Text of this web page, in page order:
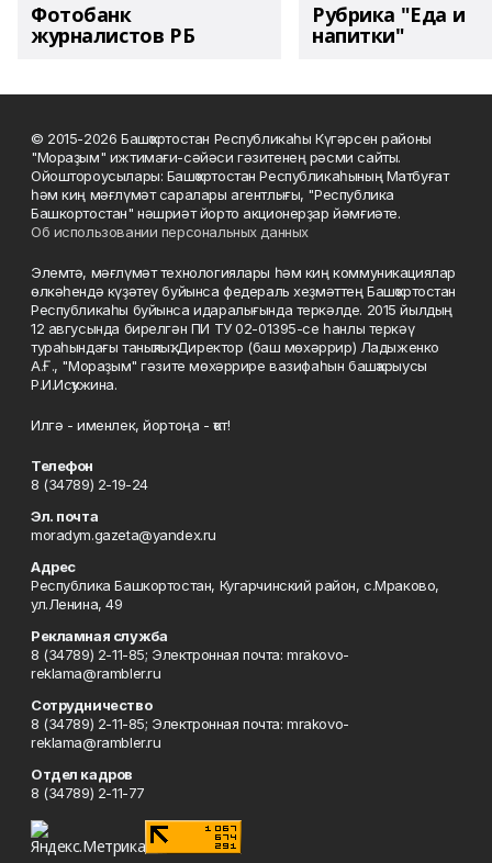
Фотобанк
журналистов РБ
Рубрика "Еда и
напитки"
© 2015-2026 Башҡортостан Республикаһы Күгәрсен районы
"Мораҙым" ижтимағи-сәйәси гәзитенең рәсми сайты.
Ойоштороусылары: Башҡортостан Республикаһының Матбуғат
һәм киң мәғлүмәт саралары агентлығы, "Республика
Башкортостан" нәшриәт йорто акционерҙар йәмғиәте.
Об использовании персональных данных
Элемтә, мәғлүмәт технологиялары һәм киң коммуникациялар
өлкәһендә күҙәтеү буйынса федераль хеҙмәттең Башҡортостан
Республикаһы буйынса идаралығында теркәлде. 2015 йылдың
12 авгусында бирелгән ПИ ТУ 02-01395-се һанлы теркәү
тураһындағы таныҡлыҡ. Директор (баш мөхәррир) Ладыженко
А.Ғ., "Мораҙым" гәзите мөхәррире вазифаһын башҡарыусы
Р.И.Исҡужина.
Илгә - именлек, йортоңа - ҡот!
Телефон
8 (34789) 2-19-24
Эл. почта
moradym.gazeta@yandex.ru
Адрес
Республика Башкортостан, Кугарчинский район, с.Мраково,
ул.Ленина, 49
Рекламная служба
8 (34789) 2-11-85; Электронная почта: mrakovo-
reklama@rambler.ru
Сотрудничество
8 (34789) 2-11-85; Электронная почта: mrakovo-
reklama@rambler.ru
Отдел кадров
8 (34789) 2-11-77